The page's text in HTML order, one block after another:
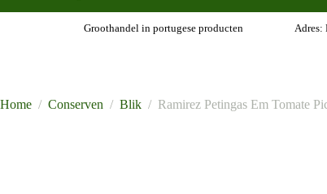
Groothandel in portugese producten Adres:
Home / Conserven / Blik / Ramirez Petingas Em Tomate